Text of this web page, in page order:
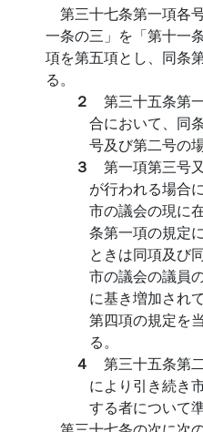
第三十七条第一項各
一条の三」を「第十一
項を第五項とし、同条
る。
２ 第三十五条第
合において、同
号及び第二号の
３ 第一項第三号
が行われる場合
市の議会の現に
条第一項の規定
ときは同項及び
市の議会の議員
に基き増加され
第四項の規定を
る。
４ 第三十五条第
により引き続き
する者について